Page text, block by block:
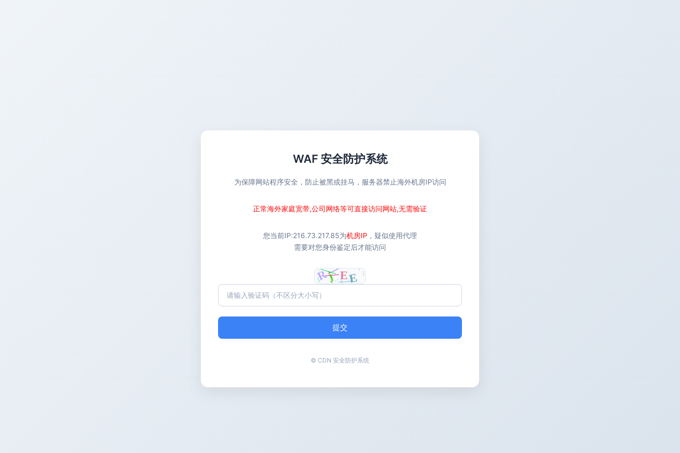
WAF 安全防护系统
为保障网站程序安全，防止被黑或挂马，服务器禁止海外机房IP访问
正常海外家庭宽带,公司网络等可直接访问网站,无需验证
您当前IP:216.73.217.85为机房IP ，疑似使用代理
需要对您身份鉴定后才能访问
提交
© CDN 安全防护系统